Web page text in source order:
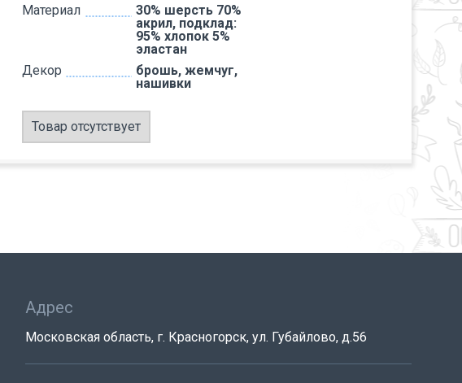
Материал
30% шерсть 70%
акрил, подклад:
95% хлопок 5%
эластан
Декор
брошь, жемчуг,
нашивки
Товар отсутствует
Адрес
Московская область, г. Красногорск, ул. Губайлово, д.56